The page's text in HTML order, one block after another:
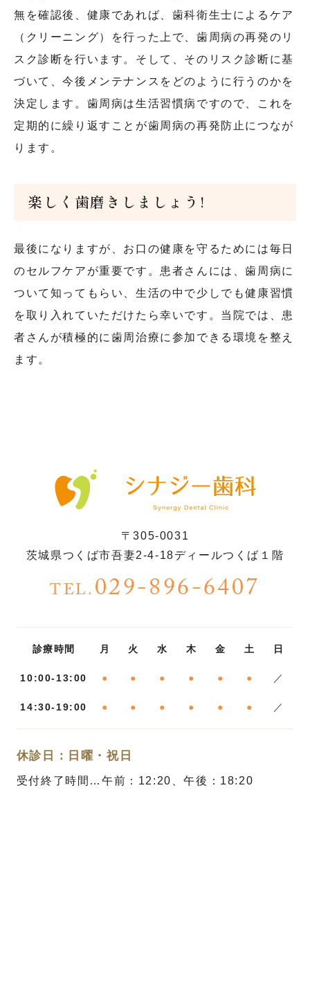
無を確認後、健康であれば、歯科衛生士によるケア
（クリーニング）を行った上で、歯周病の再発のリ
スク診断を行います。そして、そのリスク診断に基
づいて、今後メンテナンスをどのように行うのかを
決定します。歯周病は生活習慣病ですので、これを
定期的に繰り返すことが歯周病の再発防止につなが
ります。
楽しく歯磨きしましょう!
最後になりますが、お口の健康を守るためには毎日
のセルフケアが重要です。患者さんには、歯周病に
ついて知ってもらい、生活の中で少しでも健康習慣
を取り入れていただけたら幸いです。当院では、患
者さんが積極的に歯周治療に参加できる環境を整え
ます。
〒305-0031
茨城県つくば市吾妻2-4-18ディールつくば１階
TEL.029-896-6407
診療時間 月 火 水 木 金 土 日
10:00-13:00 ● ● ● ● ● ● ／
14:30-19:00 ● ● ● ● ● ● ／
休診日：日曜・祝日
受付終了時間…午前：12:20、午後：18:20